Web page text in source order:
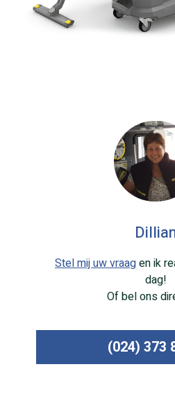
Stel mij uw vraagen ik
dag!
Of bel ons
(024) 373